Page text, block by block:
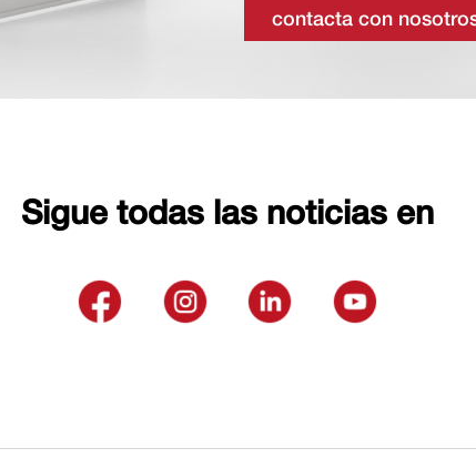
contacta con
Sigue todas las noticias en